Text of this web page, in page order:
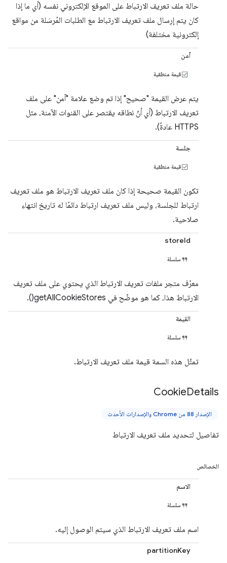
حالة ملف تعريف الارتباط على الموقع الإلكتروني نفسه (أي ما إذا
كان يتم إرسال ملف تعريف الارتباط مع الطلبات المُرسَلة من مواقع
إلكترونية مختلفة)
آمن
قيمة منطقية
يتم عرض القيمة "صحيح" إذا تم وضع علامة "آمن" على ملف
تعريف الارتباط (أي أنّ نطاقه يقتصر على القنوات الآمنة، مثل
HTTPS عادةً).
جلسة
قيمة منطقية
تكون القيمة صحيحة إذا كان ملف تعريف الارتباط هو ملف تعريف
ارتباط للجلسة، وليس ملف تعريف ارتباط دائمًا له تاريخ انتهاء
صلاحية.
storeId
سلسلة
معرّف متجر ملفات تعريف الارتباط الذي يحتوي على ملف تعريف
الارتباط هذا، كما هو موضّح في getAllCookieStores().
القيمة
سلسلة
تمثّل هذه السمة قيمة ملف تعريف الارتباط.
CookieDetails
الإصدار 88 من Chrome والإصدارات الأحدث
تفاصيل لتحديد ملف تعريف الارتباط
الخصائص
الاسم
سلسلة
اسم ملف تعريف الارتباط الذي سيتم الوصول إليه.
partitionKey